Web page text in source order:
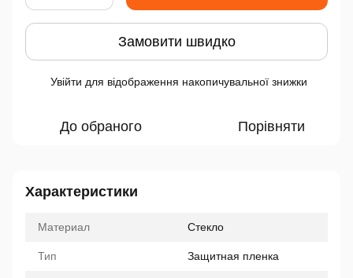
Замовити швидко
Увійти для відображення накопичувальної знижки
До обраного Порівняти
Характеристики
Материал Стекло
Тип Защитная пленка